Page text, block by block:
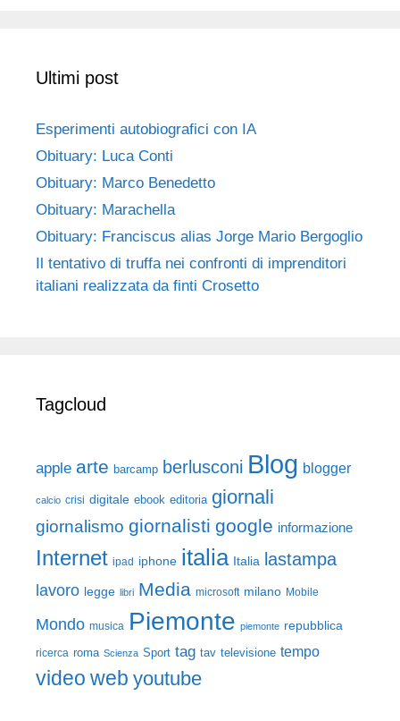
Ultimi post
Esperimenti autobiografici con IA
Obituary: Luca Conti
Obituary: Marco Benedetto
Obituary: Marachella
Obituary: Franciscus alias Jorge Mario Bergoglio
Il tentativo di truffa nei confronti di imprenditori
italiani realizzata da finti Crosetto
Tagcloud
apple arte barcamp berlusconi Blog blogger
calcio crisi digitale ebook editoria giornali
giornalismo giornalisti google informazione
Internet ipad iphone italia Italia lastampa
lavoro legge libri Media microsoft milano Mobile
Mondo musica Piemonte piemonte repubblica
ricerca roma Scienza Sport tag tav televisione tempo
video web youtube